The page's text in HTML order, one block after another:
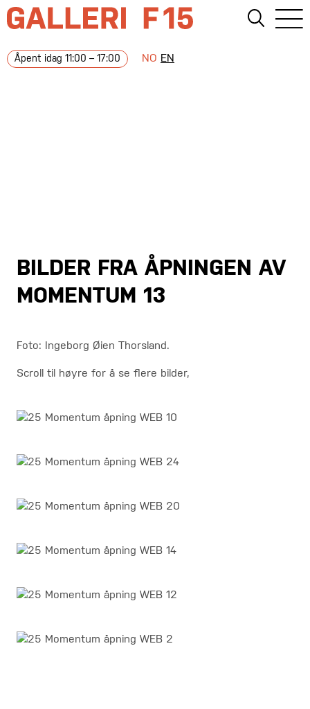
Åpent idag 11:00 – 17:00 NO EN
BILDER FRA ÅPNINGEN AV
MOMENTUM 13
Foto: Ingeborg Øien Thorsland.
Scroll til høyre for å se flere bilder,